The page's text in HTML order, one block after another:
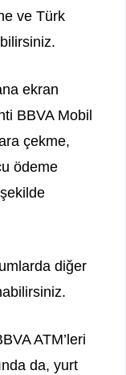
ve Türk
ekran
BBVA Mobil
çekme,
ödeme
diğer
ATM’leri
da, yurt